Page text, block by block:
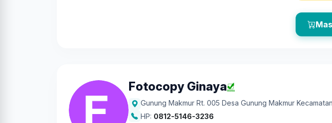
Fotocopy Ginaya
Gunung Makmur Rt. 005 Desa Gunung Makmur Kecamatan
HP: 0812-5146-3236